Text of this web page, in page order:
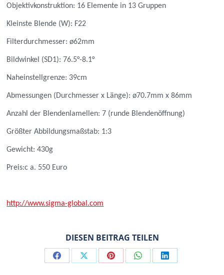
Objektivkonstruktion: 16 Elemente in 13 Gruppen
Kleinste Blende (W): F22
Filterdurchmesser: ø62mm
Bildwinkel (SD1): 76.5°-8.1°
Naheinstellgrenze: 39cm
Abmessungen (Durchmesser x Länge): ø70.7mm x 86mm
Anzahl der Blendenlamellen: 7 (runde Blendenöffnung)
Größter Abbildungsmaßstab: 1:3
Gewicht: 430g
Preis:c a. 550 Euro
http://www.sigma-global.com
DIESEN BEITRAG TEILEN
Share Share Share Share Share